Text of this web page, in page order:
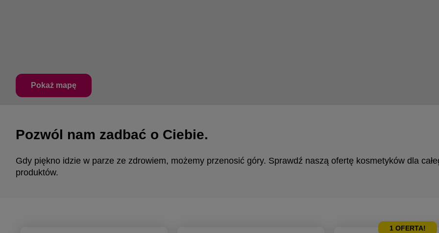
Pokaż mapę
Pozwól nam zadbać o Ciebie.
Gdy piękno idzie w parze ze zdrowiem, możemy przenosić góry. Sprawdź naszą ofertę kosmetyków dla
produktów.
1 OFERTA!